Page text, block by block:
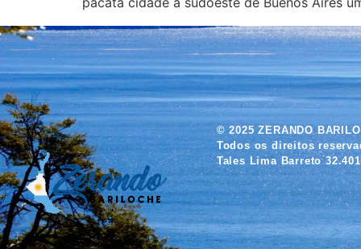
© 2025 ZERANDO
Todos os direitos
Tales Lima Barreto